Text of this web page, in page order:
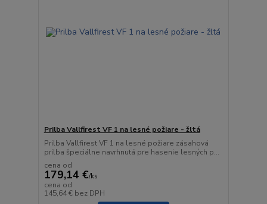
Prilba Vallfirest VF 1 na lesné požiare - žltá
Prilba Vallfirest VF 1 na lesné požiare zásahová
prilba špeciálne navrhnutá pre hasenie lesných p...
cena od
179,14 €/ks
cena od
145,64 € bez DPH